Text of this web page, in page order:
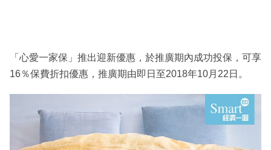
「心愛一家保」推出迎新優惠，於推廣期內成功投保，可享
16％保費折扣優惠，推廣期由即日至2018年10月22日。